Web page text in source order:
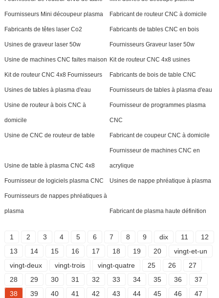
Fournisseurs Mini découpeur plasma Fabricant de routeur CNC à domicile
Fabricants de têtes laser Co2 Fabricants de tables CNC en bois
Usines de graveur laser 50w Fournisseurs Graveur laser 50w
Usine de machines CNC faites maison Kit de routeur CNC 4x8 usines
Kit de routeur CNC 4x8 Fournisseurs Fabricants de bois de table CNC
Usines de tables à plasma d'eau Fournisseurs de tables à plasma d'eau
Usine de routeur à bois CNC à
domicile
Fournisseur de programmes plasma
CNC
Usine de CNC de routeur de table Fabricant de coupeur CNC à domicile
Usine de table à plasma CNC 4x8
Fournisseur de machines CNC en
acrylique
Fournisseur de logiciels plasma CNC Usines de nappe phréatique à plasma
Fournisseurs de nappes phréatiques à
plasma Fabricant de plasma haute définition
1 2 3 4 5 6 7 8 9 dix 11
12
13
14 15 16 17 18 19 20
vingt-et-un
vingt-deux
vingt-trois vingt-quatre 25 26
27
28
29 30 31 32 33 34 35 36
37
38
39 40 41 42 43 44 45 46
47